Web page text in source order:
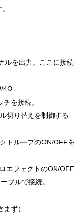
ルを出力。ここに接続
4Ω
を接続。
切り替えを制御する
トループのON/OFFを
エフェクトのON/OFF
ブルで接続。
ず）